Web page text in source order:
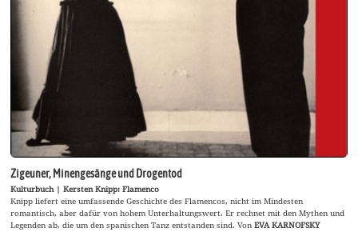
Zigeuner, Minengesänge und Drogentod
Kulturbuch | Kersten Knipp: Flamenco
Knipp liefert eine umfassende Geschichte des Flamencos, nicht im Mindesten
romantisch, aber dafür von hohem Unterhaltungswert. Er rechnet mit den Mythen und
Legenden ab, die um den spanischen Tanz entstanden sind. VonEVA KARNOFSKY